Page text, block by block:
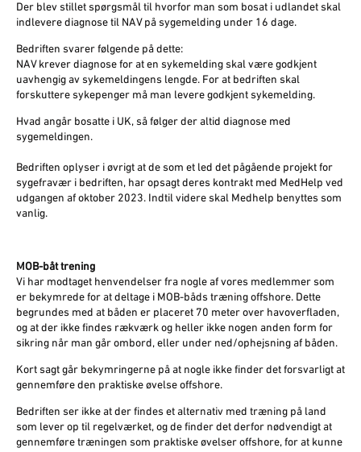
Der blev stillet spørgsmål til hvorfor man som bosat i udlandet skal
indlevere diagnose til NAV på sygemelding under 16 dage.
Bedriften svarer følgende på dette:
NAV krever diagnose for at en sykemelding skal være godkjent
uavhengig av sykemeldingens lengde. For at bedriften skal
forskuttere sykepenger må man levere godkjent sykemelding.
Hvad angår bosatte i UK, så følger der altid diagnose med
sygemeldingen.
Bedriften oplyser i øvrigt at de som et led det pågående projekt for
sygefravær i bedriften, har opsagt deres kontrakt med MedHelp ved
udgangen af oktober 2023. Indtil videre skal Medhelp benyttes som
vanlig.
MOB-båt trening
Vi har modtaget henvendelser fra nogle af vores medlemmer som
er bekymrede for at deltage i MOB-båds træning offshore. Dette
begrundes med at båden er placeret 70 meter over havoverfladen,
og at der ikke findes rækværk og heller ikke nogen anden form for
sikring når man går ombord, eller under ned/ophejsning af båden.
Kort sagt går bekymringerne på at nogle ikke finder det forsvarligt at
gennemføre den praktiske øvelse offshore.
Bedriften ser ikke at der findes et alternativ med træning på land
som lever op til regelværket, og de finder det derfor nødvendigt at
gennemføre træningen som praktiske øvelser offshore, for at kunne